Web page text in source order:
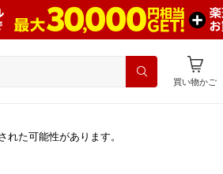
買い物かご
た可能性があります。